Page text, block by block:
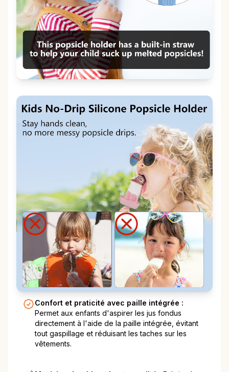
Confort et praticité avec paille intégrée :
Permet aux enfants d'aspirer les jus fondus
directement à l'aide de la paille intégrée, évitant
tout gaspillage et réduisant les taches sur les
vêtements.